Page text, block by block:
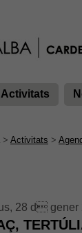
Activitats
> Activitats >
28 d gener